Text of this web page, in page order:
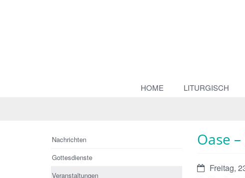
HOME LITURGISCH
Oase
Datum:Freitag,
Nachrichten
Gottesdienste
Veranstaltungen